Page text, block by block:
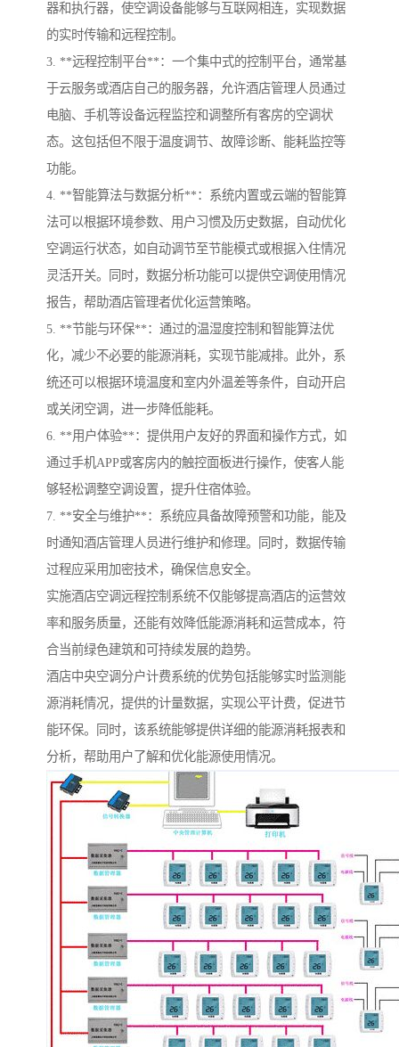
器和执行器，使空调设备能够与互联网相连，实现数据
的实时传输和远程控制。
3. **远程控制平台**：一个集中式的控制平台，通常基
于云服务或酒店自己的服务器，允许酒店管理人员通过
电脑、手机等设备远程监控和调整所有客房的空调状
态。这包括但不限于温度调节、故障诊断、能耗监控等
功能。
4. **智能算法与数据分析**：系统内置或云端的智能算
法可以根据环境参数、用户习惯及历史数据，自动优化
空调运行状态，如自动调节至节能模式或根据入住情况
灵活开关。同时，数据分析功能可以提供空调使用情况
报告，帮助酒店管理者优化运营策略。
5. **节能与环保**：通过的温湿度控制和智能算法优
化，减少不必要的能源消耗，实现节能减排。此外，系
统还可以根据环境温度和室内外温差等条件，自动开启
或关闭空调，进一步降低能耗。
6. **用户体验**：提供用户友好的界面和操作方式，如
通过手机APP或客房内的触控面板进行操作，使客人能
够轻松调整空调设置，提升住宿体验。
7. **安全与维护**：系统应具备故障预警和功能，能及
时通知酒店管理人员进行维护和修理。同时，数据传输
过程应采用加密技术，确保信息安全。
实施酒店空调远程控制系统不仅能够提高酒店的运营效
率和服务质量，还能有效降低能源消耗和运营成本，符
合当前绿色建筑和可持续发展的趋势。
酒店中央空调分户计费系统的优势包括能够实时监测能
源消耗情况，提供的计量数据，实现公平计费，促进节
能环保。同 时，该系统能够提供详细的能源消耗报表和
分析，帮助用户了解和优化能源使用情况。